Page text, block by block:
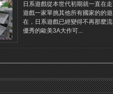
日系遊戲從本世代初期就一直在
遊戲一家單挑其他所有國家的的
在，日系遊戲已經變得不再那麼
優秀的歐美3A大作可...